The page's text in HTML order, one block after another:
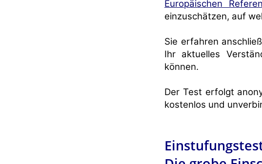
Europäischen
einzuschätzen, auf
Sie erfahren
Ihr aktuelles
können.
Der Test erfolgt
kostenlos und